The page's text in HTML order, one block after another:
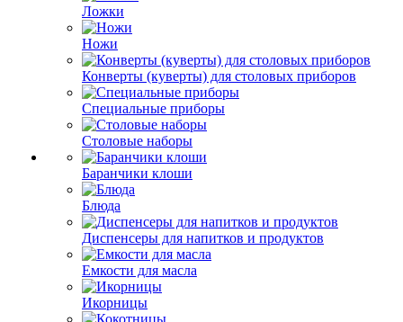
Ложки
Ножи
Конверты (куверты) для столовых приборов
Специальные приборы
Столовые наборы
Баранчики клоши
Блюда
Диспенсеры для напитков и продуктов
Емкости для масла
Икорницы